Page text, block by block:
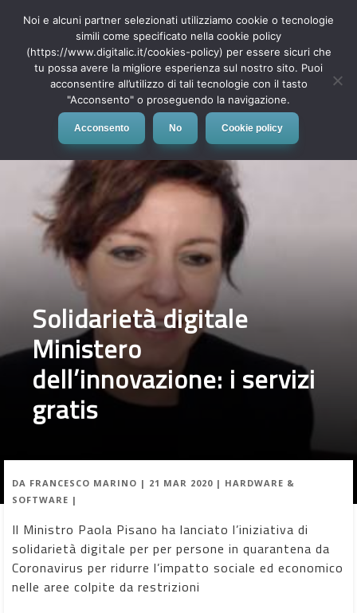
MENU
Solidarietà digitale
Ministero
dell’innovazione: i servizi
gratis
DA FRANCESCO MARINO | 21 MAR 2020 | HARDWARE &
SOFTWARE |
Il Ministro Paola Pisano ha lanciato l’iniziativa di
solidarietà digitale per per persone in quarantena da
Coronavirus per ridurre l’impatto sociale ed economico
nelle aree colpite da restrizioni
Noi e alcuni partner selezionati utilizziamo cookie o tecnologie
simili come specificato nella cookie policy
(https://www.digitalic.it/cookies-policy) per essere sicuri che
tu possa avere la migliore esperienza sul nostro sito. Puoi
acconsentire all’utilizzo di tali tecnologie con il tasto
"Acconsento" o proseguendo la navigazione.
Acconsento No Cookie policy